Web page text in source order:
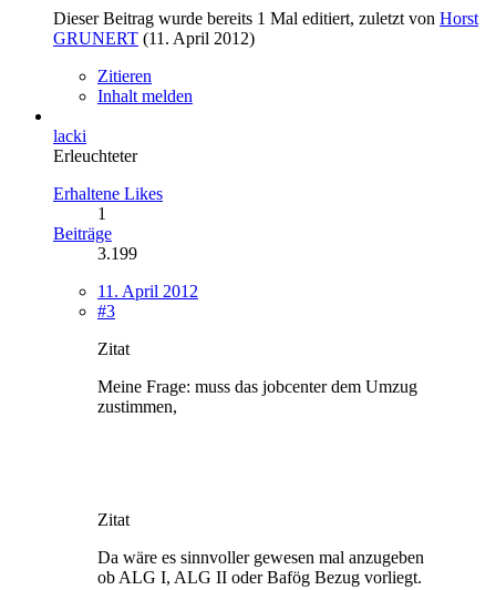
Dieser Beitrag wurde bereits 1 Mal editiert, zuletzt von Horst
GRUNERT (11. April 2012)
Zitieren
Inhalt melden
lacki
Erleuchteter
Erhaltene Likes
1
Beiträge
3.199
11. April 2012
#3
Zitat
Meine Frage: muss das jobcenter dem Umzug
zustimmen,
Zitat
Da wäre es sinnvoller gewesen mal anzugeben
ob ALG I, ALG II oder Bafög Bezug vorliegt.